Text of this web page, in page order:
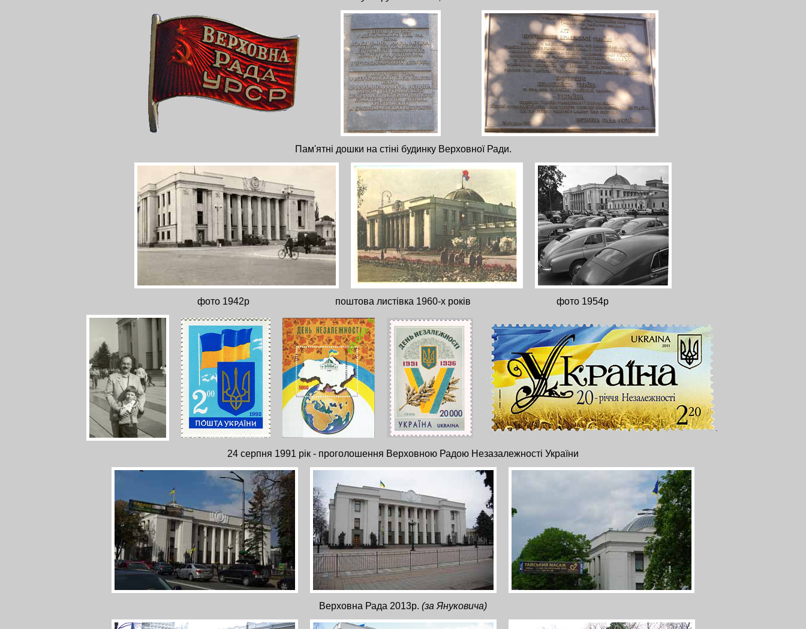
Пам'ятні дошки на стіні будинку Верховної Ради.
фото 1942р поштова листівка 1960-х років фото 1954р
24 серпня 1991 рік - проголошення Верховною Радою Незазалежності України
Верховна Рада 2013р. (за Януковича)